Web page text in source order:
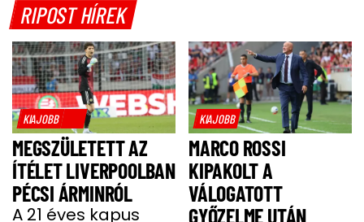
RIPOST HÍREK
KIAJOBB
MEGSZÜLETETT AZ
ÍTÉLET LIVERPOOLBAN
PÉCSI ÁRMINRÓL
A 21 éves kapus
KIAJOBB
MARCO ROSSI
KIPAKOLT A
VÁLOGATOTT
GYŐZELME UTÁN